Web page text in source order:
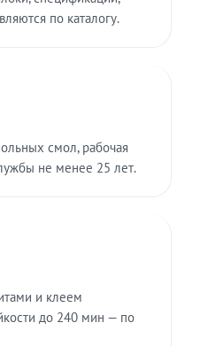
по каталогу.
смол, рабочая
не менее 25 лет.
и клеем
до 240 мин — по